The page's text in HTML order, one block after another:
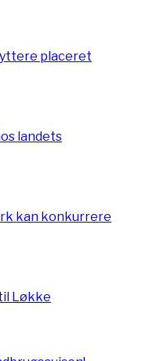
placeret
landets
kan konkurrere
Løkke